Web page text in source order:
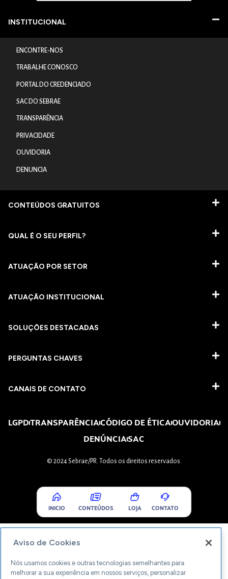
INSTITUCIONAL
ENCONTRE-NOS
TRABALHE CONOSCO
PORTAL DO CREDENCIADO
SAC DO SEBRAE
TRANSPARÊNCIA
PRIVACIDADE
OUVIDORIA
DENUNCIA
CONTEÚDOS GRATUITOS
QUAL É O SEU PERFIL?
ATUAÇÃO POR SETOR
ATUAÇÃO INSTITUCIONAL
SOLUÇÕES DESTACADAS
PERGUNTAS CHAVES​
CANAIS DE CONTATO
LGPDTRANSPARÊNCIACÓDIGO DE ÉTICAOUVIDORIA
DENÚNCIASAC
© 2024 Sebrae/PR. Todos os direitos reservados.
INICIO CONTEÚDOS LOJA CONTATO
Aviso de Cookies
Nós usamos cookies e outras tecnologias semelhantes para
melhorar a sua experiência em nossos serviços, personalizar